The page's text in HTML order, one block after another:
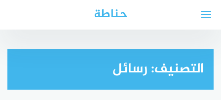
حناطة
التصنيف:رسائل